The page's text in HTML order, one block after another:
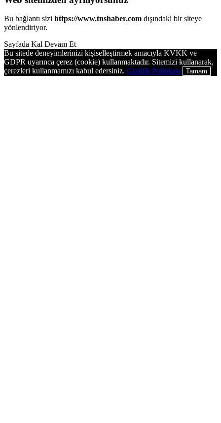
Bu bağlantı sizi https://www.tnshaber.com dışındaki bir siteye
yönlendiriyor.
Sayfada Kal Devam Et
Bu sitede deneyimlerinizi kişiselleştirmek amacıyla KVKK ve
GDPR uyarınca çerez (cookie) kullanmaktadır. Sitemizi kullanarak,
çerezleri kullanmamızı kabul edersiniz. Gizlilik Politikası Tamam